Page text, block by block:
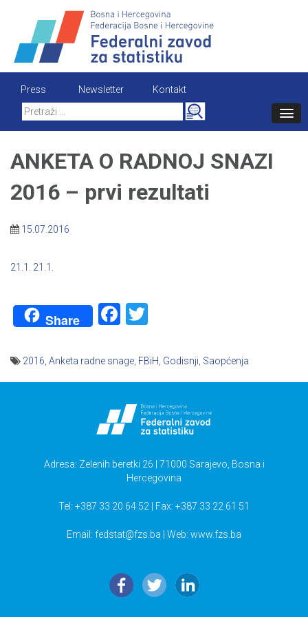
content
Press Newsletter
Kontakt
Search
for:
ANKETA O RADNOJ SNAZI
2016 – prvi rezultati
15.07.2016
21.1. 21.1.
Share Facebook
2016 Anketa radne snage FBiH Godisnji Saopćenja
Adresa: Zelenih beretki 26 | 71000 Sarajevo, Bosna i
Hercegovina
Tel: +387 33 20 64 52 | Fax: +387 33 22 61 51
Email: fedstat@fzs.ba | Web: www.fzs.ba